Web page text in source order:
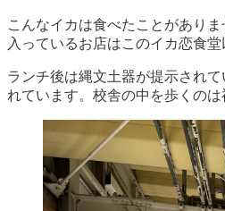
こんなイカは食べたことがあり
入っているお店はこのイカ恋食
ランチ後は縄文土器が提示され
れています。校舎の中を歩くの